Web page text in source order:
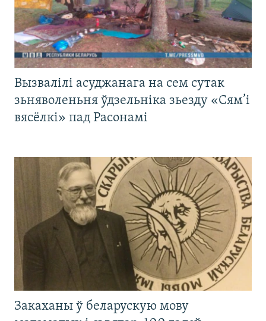
Вызвалілі асуджанага на сем сутак
зьняволеньня ўдзельніка зьезду «Сям’і
вясёлкі» пад Расонамі
Закаханы ў беларускую мову